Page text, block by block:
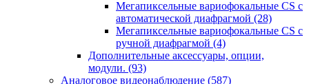
Мегапиксельные вариофокальные CS c
автоматической диафрагмой (28)
Мегапиксельные вариофокальные CS c
ручной диафрагмой (4)
Дополнительные аксессуары, опции,
модули. (93)
Аналоговое видеонаблюдение (587)